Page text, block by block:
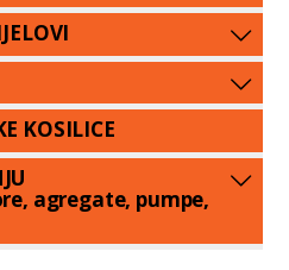
KOSILICE
agregate, pumpe,